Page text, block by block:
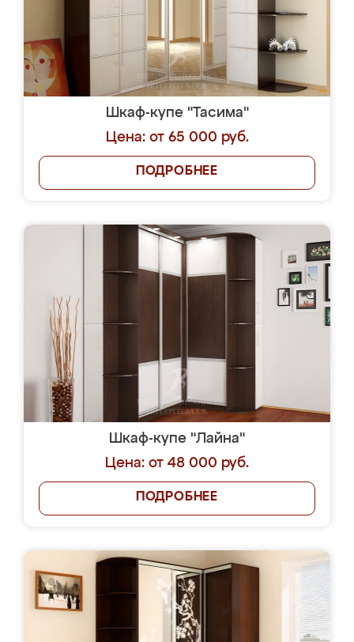
Шкаф-купе "Тасима"
Цена: от 65 000 руб.
ПОДРОБНЕЕ
Шкаф-купе "Лайна"
Цена: от 48 000 руб.
ПОДРОБНЕЕ